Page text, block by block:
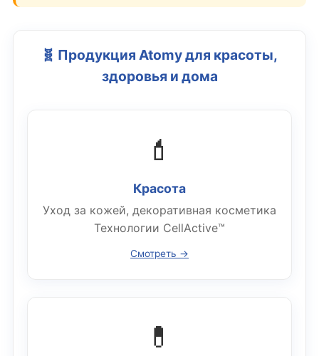
🧬 Продукция Atomy для красоты,
здоровья и дома
💄
Красота
Уход за кожей, декоративная косметика
Технологии CellActive™
Смотреть →
💊